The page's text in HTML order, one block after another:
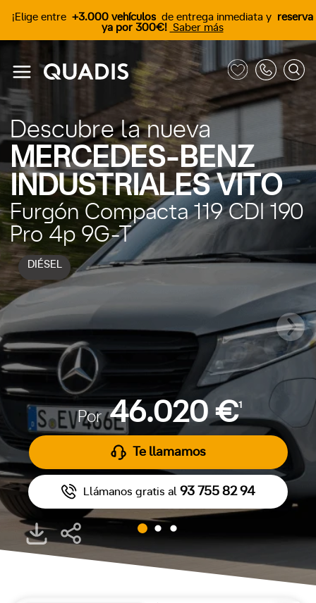
¡Elige entre +3.000 vehículos de entrega inmediata y reserva
ya por 300€! Saber más
Descubre la nueva
MERCEDES-BENZ
INDUSTRIALES VITO
DIÉSEL
Furgón Compacta 119 CDI 190
Pro 4p 9G-T
Por46.020 €1
Te llamamos
Llámanos gratis al 93 755 82 94